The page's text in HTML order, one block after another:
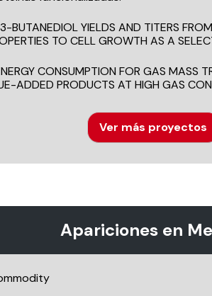
BUTANEDIOL YIELDS AND TITERS
TO CELL GROWTH AS A
CONSUMPTION FOR GAS MASS
ADDED PRODUCTS AT HIGH GAS
Ver más proyectos
Apariciones en